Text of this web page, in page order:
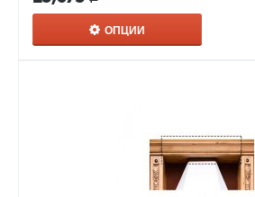
ОПЦИИ